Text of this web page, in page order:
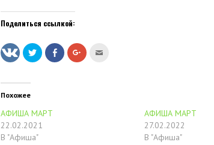
Поделиться ссылкой:
Нажмите,
чтобы
поделиться
окне)
Нажмите
здесь,
чтобы
Нажмите,
чтобы
Похожее
АФИША МАРТ
22.02.2021
В "Афиша"
АФИША МАРТ
27.02.2022
В "Афиша"